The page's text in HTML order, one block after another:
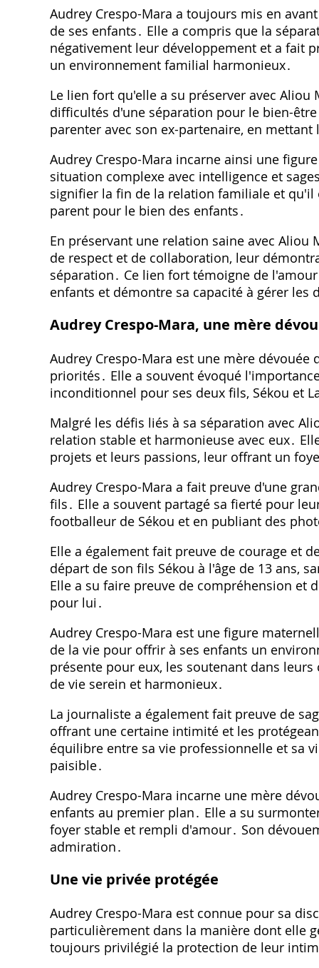
Audrey Crespo-Mara a toujours mis en
de ses enfants․ Elle a compris que la
négativement leur développement et a fait
un environnement familial harmonieux․
Le lien fort qu'elle a su préserver avec
difficultés d'une séparation pour le bien-
parenter avec son ex-partenaire, en
Audrey Crespo-Mara incarne ainsi une
situation complexe avec intelligence et
signifier la fin de la relation familiale et
parent pour le bien des enfants․
En préservant une relation saine avec Aliou
de respect et de collaboration, leur
séparation․ Ce lien fort témoigne de
enfants et démontre sa capacité à gérer
Audrey Crespo-Mara, une mère
Audrey Crespo-Mara est une mère
priorités․ Elle a souvent évoqué
inconditionnel pour ses deux fils, Sékou et
Malgré les défis liés à sa séparation avec
relation stable et harmonieuse avec eux․
projets et leurs passions, leur offrant un
Audrey Crespo-Mara a fait preuve d'une
fils․ Elle a souvent partagé sa fierté pour
footballeur de Sékou et en publiant des
Elle a également fait preuve de courage et
départ de son fils Sékou à l'âge de 13 ans,
Elle a su faire preuve de compréhension et
pour lui․
Audrey Crespo-Mara est une figure
de la vie pour offrir à ses enfants un
présente pour eux, les soutenant dans
de vie serein et harmonieux․
La journaliste a également fait preuve de
offrant une certaine intimité et les
équilibre entre sa vie professionnelle et sa
paisible․
Audrey Crespo-Mara incarne une mère
enfants au premier plan․ Elle a su
foyer stable et rempli d'amour․ Son
admiration․
Une vie privée protégée
Audrey Crespo-Mara est connue pour sa
particulièrement dans la manière dont elle
toujours privilégié la protection de leur